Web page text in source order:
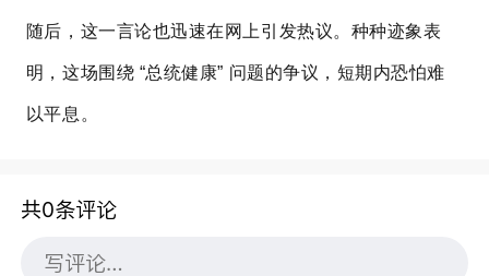
随后，这一言论也迅速在网上引发热议。种种迹象表
明，这场围绕 “总统健康” 问题的争议，短期内恐怕难
以平息。
共0条评论